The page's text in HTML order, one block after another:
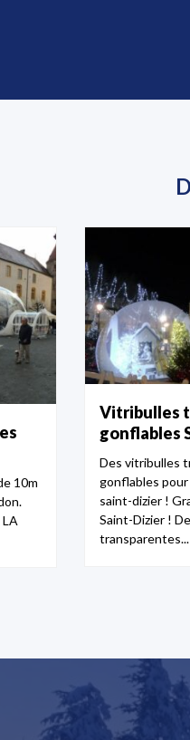
10m
Vitribulles
gonflables
Des vitribulles
gonflables pour
saint-dizier !
Saint-Dizier !
transparentes...